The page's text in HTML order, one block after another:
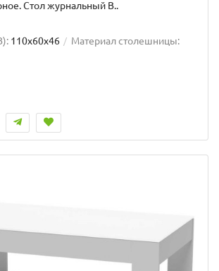
Стол журнальный B..
110х60х46
Материал столешницы: